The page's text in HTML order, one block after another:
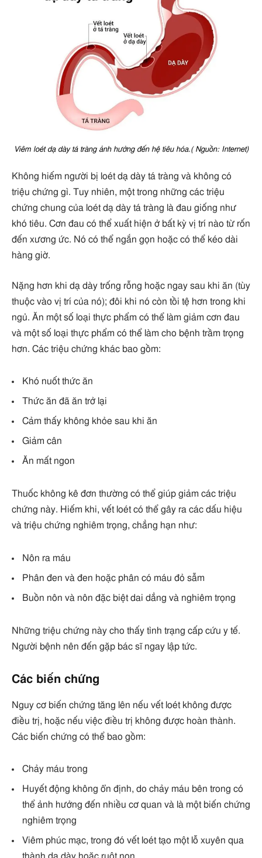
Viêm loét dạ dày tá tràng ảnh hưởng đến hệ tiêu hóa.( Nguồn: Internet)
Không hiếm người bị loét dạ dày tá tràng và không có
triệu chứng gì. Tuy nhiên, một trong những các triệu
chứng chung của loét dạ dày tá tràng là đau giống như
khó tiêu. Cơn đau có thể xuất hiện ở bất kỳ vị trí nào từ rốn
đến xương ức. Nó có thể ngắn gọn hoặc có thể kéo dài
hàng giờ.
Nặng hơn khi dạ dày trống rỗng hoặc ngay sau khi ăn (tùy
thuộc vào vị trí của nó); đôi khi nó còn tồi tệ hơn trong khi
ngủ. Ăn một số loại thực phẩm có thể làm giảm cơn đau
và một số loại thực phẩm có thể làm cho bệnh trầm trọng
hơn. Các triệu chứng khác bao gồm:
Khó nuốt thức ăn
Thức ăn đã ăn trở lại
Cảm thấy không khỏe sau khi ăn
Giảm cân
Ăn mất ngon
Thuốc không kê đơn thường có thể giúp giảm các triệu
chứng này. Hiếm khi, vết loét có thể gây ra các dấu hiệu
và triệu chứng nghiêm trọng, chẳng hạn như:
Nôn ra máu
Phân đen và đen hoặc phân có máu đỏ sẫm
Buồn nôn và nôn đặc biệt dai dẳng và nghiêm trọng
Những triệu chứng này cho thấy tình trạng cấp cứu y tế.
Người bệnh nên đến gặp bác sĩ ngay lập tức.
Các biến chứng
Nguy cơ biến chứng tăng lên nếu vết loét không được
điều trị, hoặc nếu việc điều trị không được hoàn thành.
Các biến chứng có thể bao gồm:
Chảy máu trong
Huyết động không ổn định, do chảy máu bên trong có
thể ảnh hưởng đến nhiều cơ quan và là một biến chứng
nghiêm trọng
Viêm phúc mạc, trong đó vết loét tạo một lỗ xuyên qua